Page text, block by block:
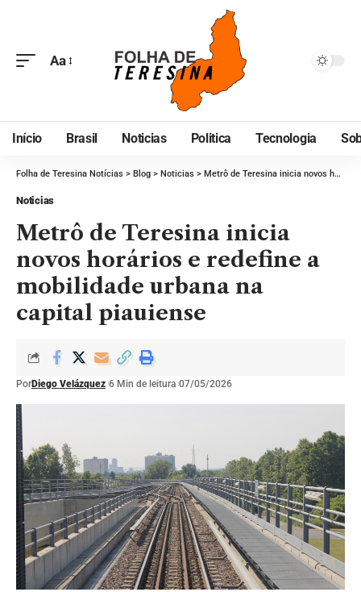
Aa
Início Brasil Noticias Politica Tecnologia
Folha de Teresina Notícias > Blog > Noticias > Metrô de Teresina inicia novos horários e redefine a mobilidade urbana na capital piauiense
Noticias
Metrô de Teresina inicia
novos horários e redefine a
mobilidade urbana na
capital piauiense
PorDiego Velázquez 6 Min de leitura 07/05/2026